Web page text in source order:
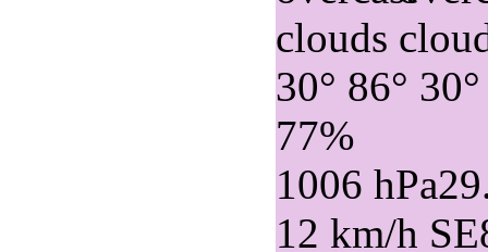
30° 86° 30°
77%
1006 hPa
12 km/h SE